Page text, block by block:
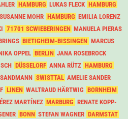
HAMBURG LUKAS FLECK HAMBURG
SUSANNE MOHR HAMBURG EMILIA LORENZ
71701 SCWIEBERINGEN MANUELA PIERAS
BIETIGHEIM-BISSINGEN MARCUS
OPPEL BERLIN JANA ROSEBROCK
DÜSSELORF ANNA RÜTZ HAMBURG
SWISTTAL AMELIE SANDER
LINEN WALTRAUD HÄRTWIG BORNHEIM
MARTÍNEZ MARBURG RENATE KOPP-
BONN STEFAN WAGNER DARMSTAT